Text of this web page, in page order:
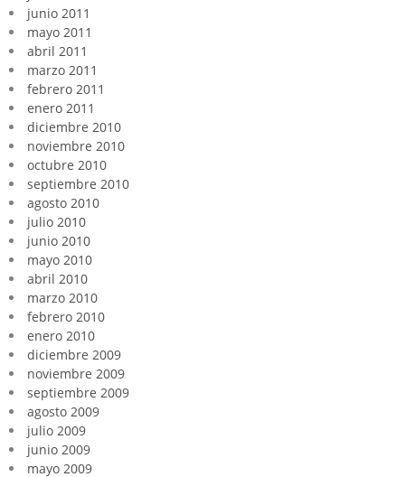
junio 2011
mayo 2011
abril 2011
marzo 2011
febrero 2011
enero 2011
diciembre 2010
noviembre 2010
octubre 2010
septiembre 2010
agosto 2010
julio 2010
junio 2010
mayo 2010
abril 2010
marzo 2010
febrero 2010
enero 2010
diciembre 2009
noviembre 2009
septiembre 2009
agosto 2009
julio 2009
junio 2009
mayo 2009